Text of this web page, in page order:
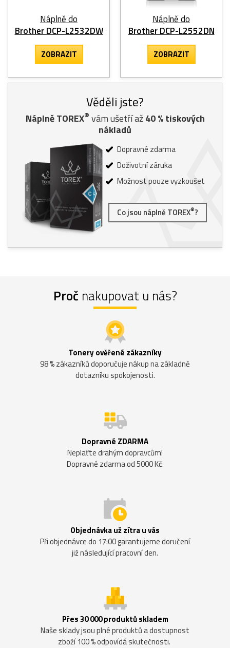
Náplně do
Brother DCP-L2532DW
ZOBRAZIT
Náplně do
Brother DCP-L2552DN
ZOBRAZIT
Věděli jste?
Náplně TOREX® vám ušetří až40% tiskových
nákladů
Dopravné zdarma
Doživotní záruka
Možnost pouze vyzkoušet
Co jsou náplně TOREX®?
Proč nakupovat u nás?
Tonery ověřené zákazníky
98 % zákazníků doporučuje nákup na základně
dotazníku spokojenosti.
Dopravné ZDARMA
Neplaťte drahým dopravcům!
Dopravné zdarma od 5000 Kč.
Objednávka už zítra u vás
Při objednávce do 17:00 garantujeme doručení
již následující pracovní den.
Přes 30 000 produktů skladem
Naše sklady jsou plné produktů a dostupnost
zboží 100 % odpovídá skutečnosti.